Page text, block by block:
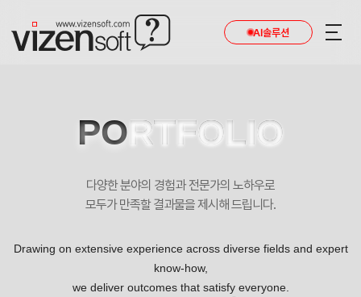
AI솔루션
PORTFOLIO
다양한 분야의 경험과 전문가의 노하우로
모두가 만족할 결과물을 제시해 드립니다.
Drawing on extensive experience across diverse fields and expert
know-how,
we deliver outcomes that satisfy everyone.